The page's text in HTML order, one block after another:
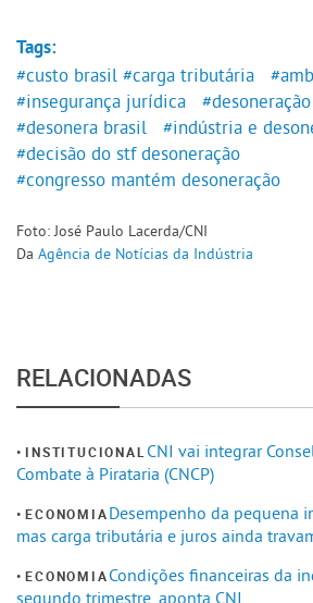
Tags:
#custo brasil #carga tributária
#insegurança jurídica
#desonera brasil
#indústria e
#decisão do stf desoneração
#congresso mantém desoneração
Foto: José Paulo Lacerda/CNI
Da Agência de Notícias da Indústria
RELACIONADAS
INSTITUCIONAL CNI vai integrar
Combate à Pirataria (CNCP)
ECONOMIADesempenho da pequena
mas carga tributária e juros ainda
ECONOMIACondições financeiras da
segundo trimestre, aponta CNI